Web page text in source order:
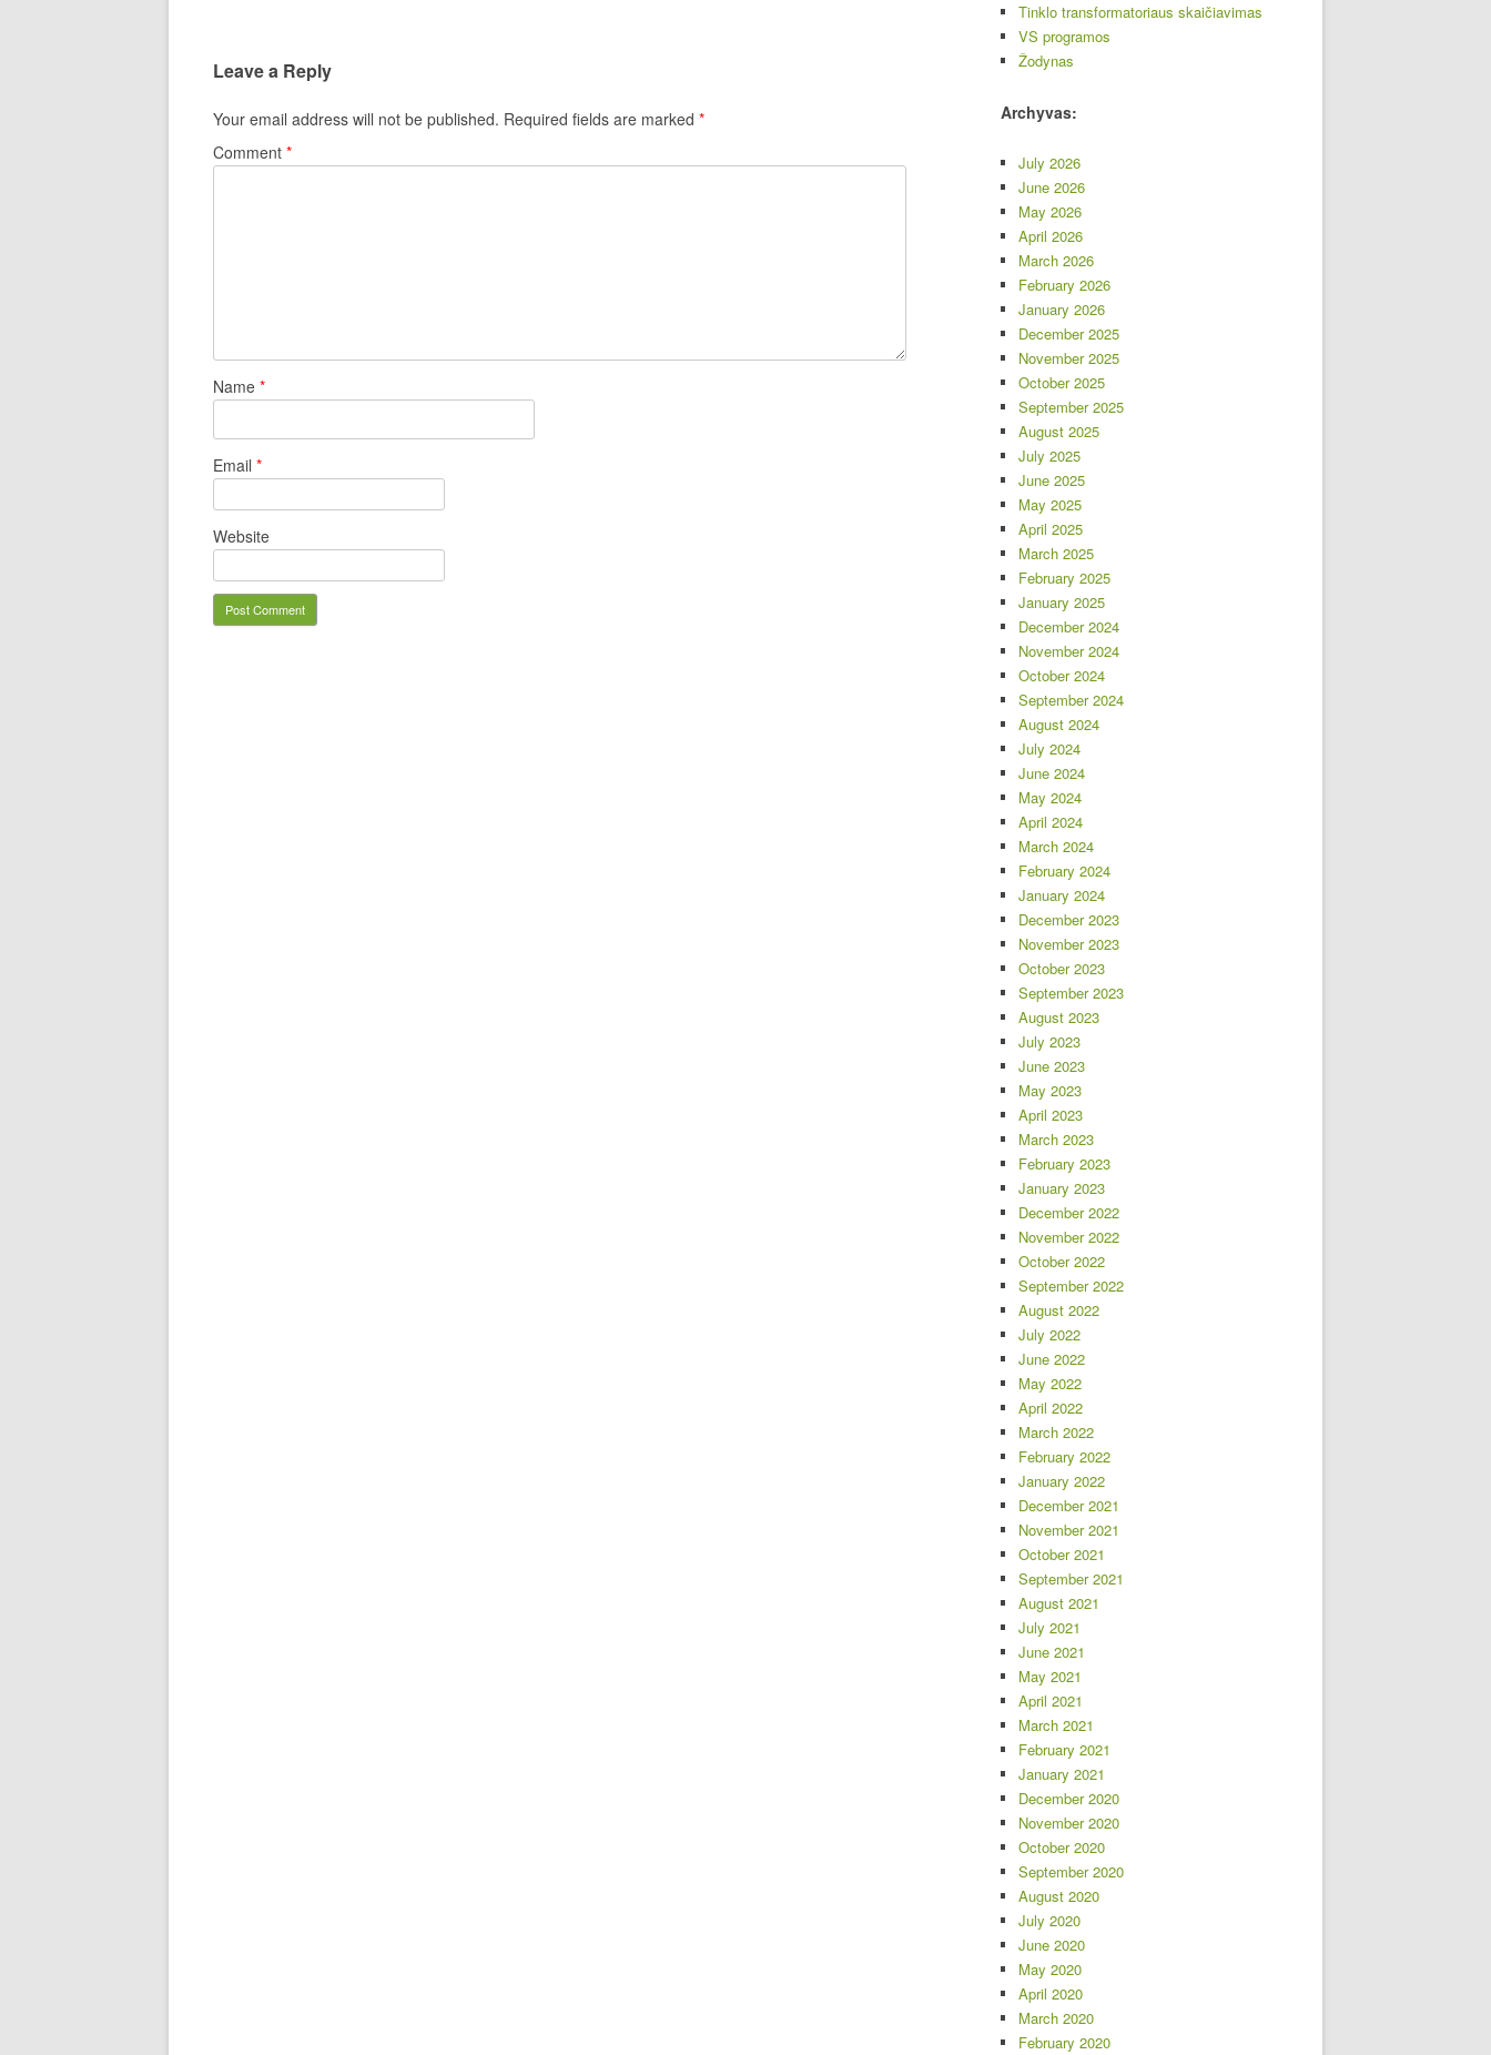
Leave a Reply
Your email address will not be published. Required fields are marked *
Comment *
Name *
Email *
Website
Tinklo transformatoriaus skaičiavimas
VS programos
Žodynas
Archyvas:
July 2026
June 2026
May 2026
April 2026
March 2026
February 2026
January 2026
December 2025
November 2025
October 2025
September 2025
August 2025
July 2025
June 2025
May 2025
April 2025
March 2025
February 2025
January 2025
December 2024
November 2024
October 2024
September 2024
August 2024
July 2024
June 2024
May 2024
April 2024
March 2024
February 2024
January 2024
December 2023
November 2023
October 2023
September 2023
August 2023
July 2023
June 2023
May 2023
April 2023
March 2023
February 2023
January 2023
December 2022
November 2022
October 2022
September 2022
August 2022
July 2022
June 2022
May 2022
April 2022
March 2022
February 2022
January 2022
December 2021
November 2021
October 2021
September 2021
August 2021
July 2021
June 2021
May 2021
April 2021
March 2021
February 2021
January 2021
December 2020
November 2020
October 2020
September 2020
August 2020
July 2020
June 2020
May 2020
April 2020
March 2020
February 2020